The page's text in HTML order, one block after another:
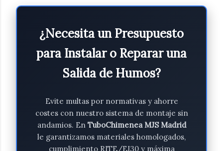
¿Necesita un Presupuesto
para Instalar o Reparar una
Salida de Humos?
Evite multas por normativas y ahorre
costes con nuestro sistema de montaje sin
andamios. En TuboChimenea MJS Madrid
le garantizamos materiales homologados,
cumplimiento RITE/EI30 y máxima